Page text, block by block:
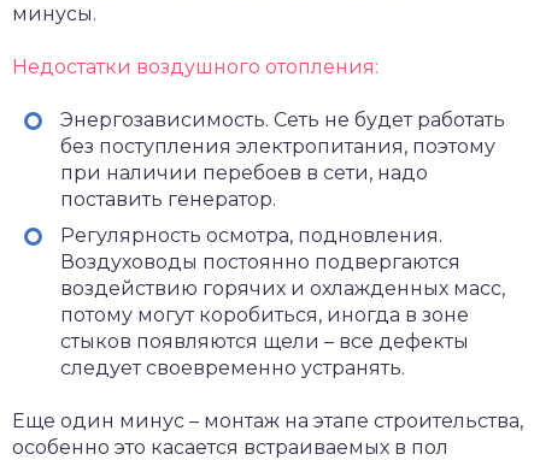
минусы.
Недостатки воздушного отопления:
Энергозависимость. Сеть не будет работать
без поступления электропитания, поэтому
при наличии перебоев в сети, надо
поставить генератор.
Регулярность осмотра, подновления.
Воздуховоды постоянно подвергаются
воздействию горячих и охлажденных масс,
потому могут коробиться, иногда в зоне
стыков появляются щели – все дефекты
следует своевременно устранять.
Еще один минус – монтаж на этапе строительства,
особенно это касается встраиваемых в пол